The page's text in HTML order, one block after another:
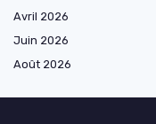
Avril 2026
Juin 2026
Août 2026